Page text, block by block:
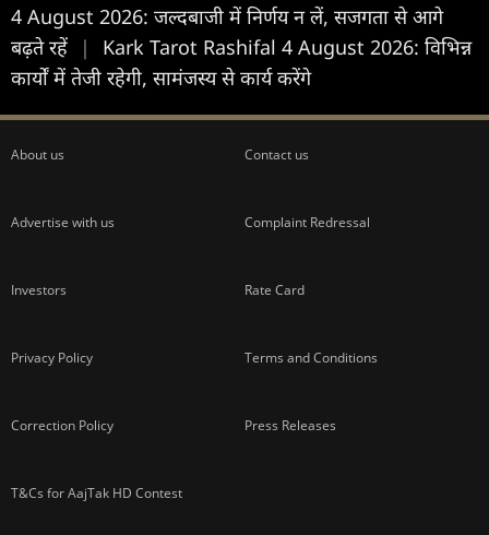
4 August 2026: जल्दबाजी में निर्णय न लें, सजगता से आगे
बढ़ते रहें
|
Kark Tarot Rashifal 4 August 2026: विभिन्न
कार्यों में तेजी रहेगी, सामंजस्य से कार्य करेंगे
About us Contact us
Advertise with us Complaint Redressal
Investors Rate Card
Privacy Policy Terms and Conditions
Correction Policy Press Releases
T&Cs for AajTak HD Contest